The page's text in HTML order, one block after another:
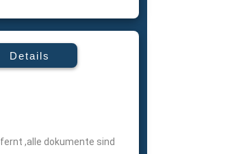
Details
,alle dokumente sind